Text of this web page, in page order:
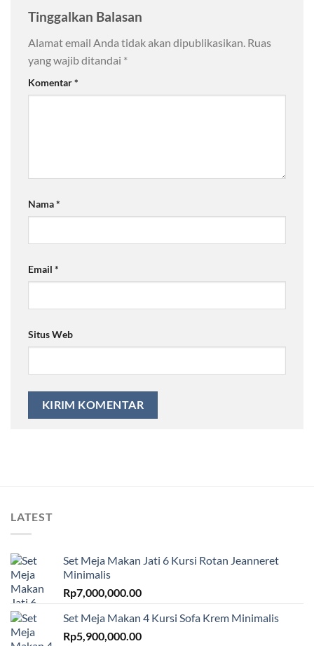
Tinggalkan Balasan
Alamat email Anda tidak akan dipublikasikan. Ruas
yang wajib ditandai *
Komentar*
Nama*
Email *
Situs Web
LATEST
Set Meja Makan Jati 6 Kursi Rotan Jeanneret
Minimalis
Rp7,000,000.00
Set Meja Makan 4 Kursi Sofa Krem Minimalis
Rp5,900,000.00